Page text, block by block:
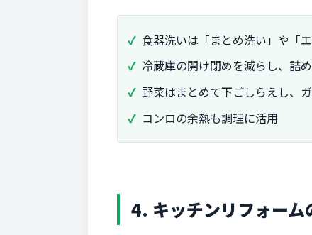
食器洗いは「まとめ洗い」や「
冷蔵庫の開け閉めを減らし、詰
野菜はまとめて下ごしらえし、
コンロの余熱も調理に活用
4. キッチンリフォーム